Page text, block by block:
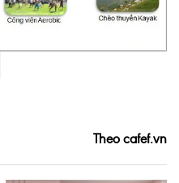
Theo cafef.vn